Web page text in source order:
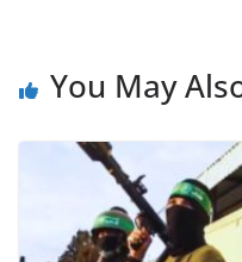
You May